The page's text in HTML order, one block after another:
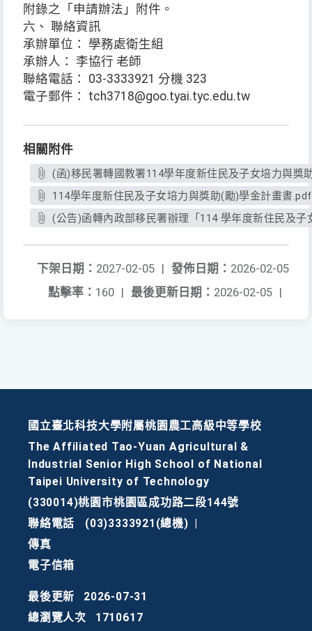
附錄之「申請辦法」附件。
六、 聯絡資訊
承辦單位： 學務處衛生組
承辦人： 李協行 老師
聯絡電話： 03-3333921 分機 323
電子郵件： tch3718@goo.tyai.tyc.edu.tw
相關附件
(函)移民署轉國教署114學年度新住民及子女培力與獎
114學年度新住民及子女培力與獎助(勵)學金計畫書.pdf
(公告)函轉內政部移民署辦理「114 學年度新住民及
發佈日期： 2026-02-05
下架日期： 2027-02-05 |
最後更新日期： 2026-02-05 |
點擊率： 160 |
國立臺北科技大學附屬桃園農工高級中等學校
The Affiliated Tao-Yuan Agricultural &
Industrial Senior High School of National
Taipei University of Technology
(330014)桃園市桃園區成功路二段144號
聯絡電話
(03)3333921(總機)
傳真
電子信箱
最後更新
2026-07-31
總瀏覽人次
1710617